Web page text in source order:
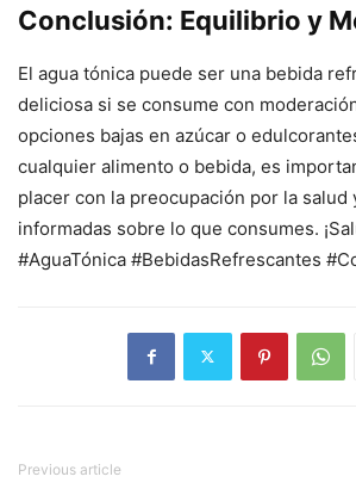
Conclusión: Equilibrio y
El agua tónica puede ser una bebida
deliciosa si se consume con
opciones bajas en azúcar o
cualquier alimento o bebida, es
placer con la preocupación por la salud
informadas sobre lo que consumes.
#AguaTónica #BebidasRefrescantes
Previous article